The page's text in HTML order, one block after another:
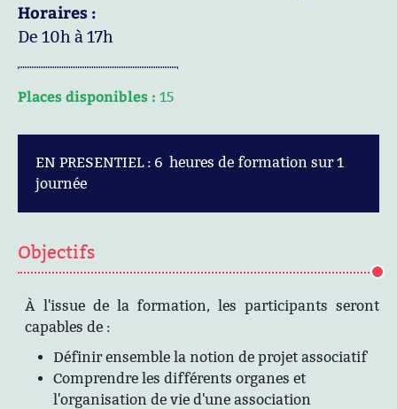
Horaires :
De 10h à 17h
Places disponibles : 15
EN PRESENTIEL : 6 heures de formation sur 1
journée
Objectifs
À l'issue de la formation, les participants seront
capables de :
Définir ensemble la notion de projet associatif
Comprendre les différents organes et
l'organisation de vie d'une association